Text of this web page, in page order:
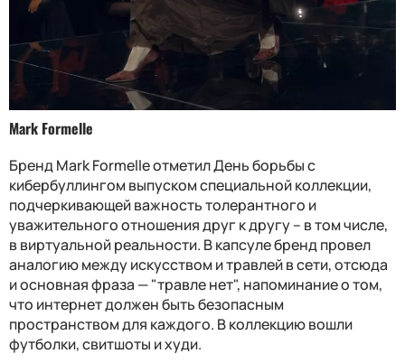
Mark Formelle
Бренд Mark Formelle отметил День борьбы с
кибербуллингом выпуском специальной коллекции,
подчеркивающей важность толерантного и
уважительного отношения друг к другу – в том числе,
в виртуальной реальности. В капсуле бренд провел
аналогию между искусством и травлей в сети, отсюда
и основная фраза — "травле нет", напоминание о том,
что интернет должен быть безопасным
пространством для каждого. В коллекцию вошли
футболки, свитшоты и худи.